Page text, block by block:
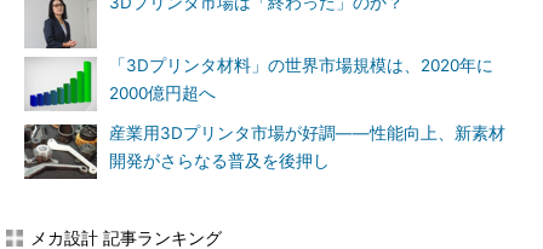
「3Dプリンタ材料」の世界市場規模は、2020年に
2000億円超へ
産業用3Dプリンタ市場が好調――性能向上、新素材
開発がさらなる普及を後押し
メカ設計 記事ランキング